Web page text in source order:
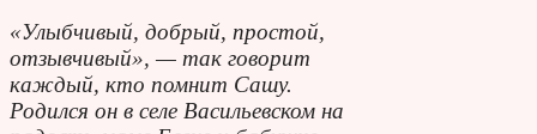
«Улыбчивый, добрый, простой,
отзывчивый», — так говорит
каждый, кто помнит Сашу.
Родился он в селе Васильевском на